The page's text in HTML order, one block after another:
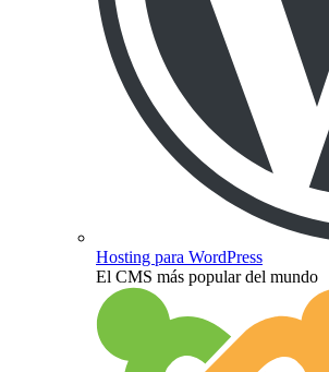
Hosting para WordPress
El CMS más popular del mundo